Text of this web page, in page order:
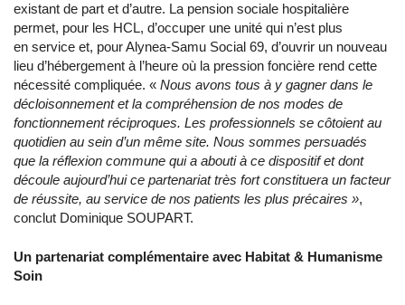
existant de part et d’autre. La pension sociale hospitalière
permet, pour les HCL, d’occuper une unité qui n’est plus
en service et, pour Alynea-Samu Social 69, d’ouvrir un nouveau
lieu d’hébergement à l’heure où la pression foncière rend cette
nécessité compliquée. « Nous avons tous à y gagner dans le
décloisonnement et la compréhension de nos modes de
fonctionnement réciproques. Les professionnels se côtoient au
quotidien au sein d’un même site. Nous sommes persuadés
que la réflexion commune qui a abouti à ce dispositif et dont
découle aujourd’hui ce partenariat très fort constituera un facteur
de réussite, au service de nos patients les plus précaires »,
conclut Dominique SOUPART.
Un partenariat complémentaire avec Habitat & Humanisme
Soin